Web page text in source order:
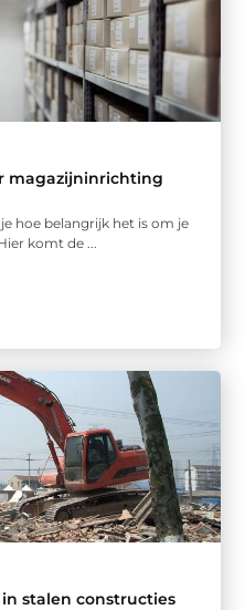
magazijninrichting
hoe belangrijk het is om je
komt de ...
stalen constructies